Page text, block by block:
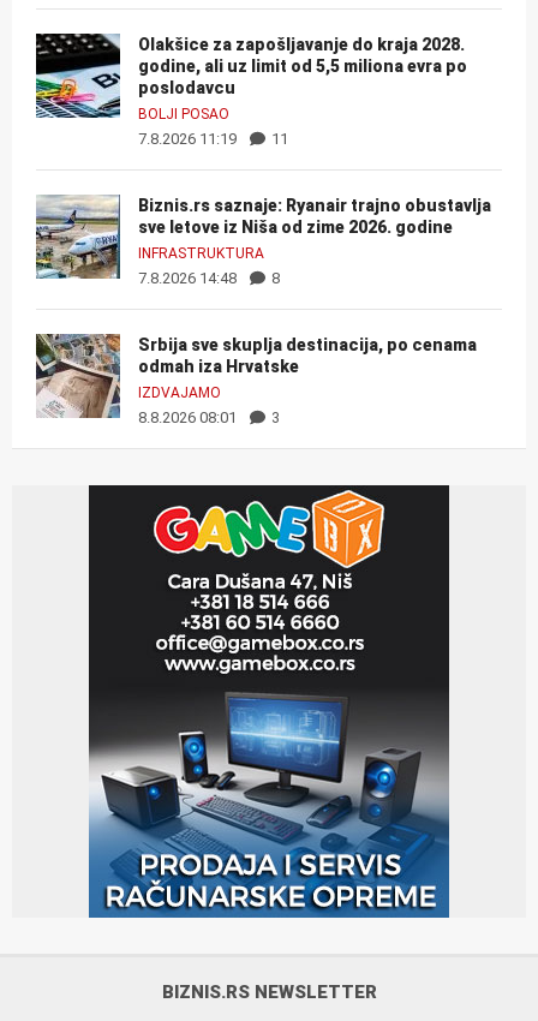
Olakšice za zapošljavanje do kraja 2028.
godine, ali uz limit od 5,5 miliona evra po
poslodavcu
BOLJI POSAO
7.8.2026 11:19 11
Biznis.rs saznaje: Ryanair trajno obustavlja
sve letove iz Niša od zime 2026. godine
INFRASTRUKTURA
7.8.2026 14:48 8
Srbija sve skuplja destinacija, po cenama
odmah iza Hrvatske
IZDVAJAMO
8.8.2026 08:01 3
BIZNIS.RS NEWSLETTER